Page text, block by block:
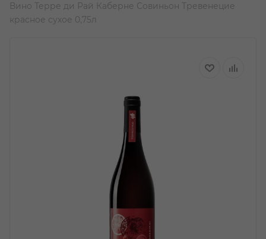
Вино Терре ди Рай Каберне Совиньон Тревенецие
красное сухое 0,75л